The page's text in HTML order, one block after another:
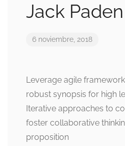
Jack Paden
6 noviembre, 2018
Leverage agile
robust synopsis for high
Iterative approaches to
foster collaborative
proposition